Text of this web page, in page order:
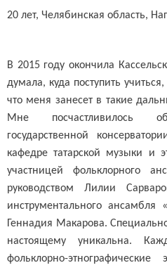
20 лет, Челябинская область,
В 2015 году окончила
думала, куда поступить
что меня занесет в такие
Мне посчастливилось
государственной
кафедре татарской музыки и
участницей фольклорного
руководством Лилии
инструментального ансамбля
Геннадия Макарова.
настоящему уникальна.
фольклорно-